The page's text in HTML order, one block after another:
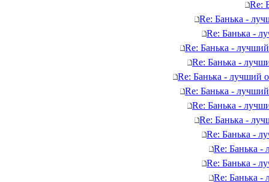
Re:
Re: Банька -
Re: Банька -
Re: Банька -
Re: Банька -
Re: Банька - лучший
Re: Банька -
Re: Банька -
Re: Банька -
Re: Банька -
Re: Банька -
Re: Банька -
Re: Банька -